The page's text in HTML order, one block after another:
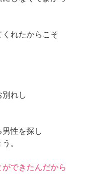
くれたからこそ
別れし
性を探し
。
できたんだから